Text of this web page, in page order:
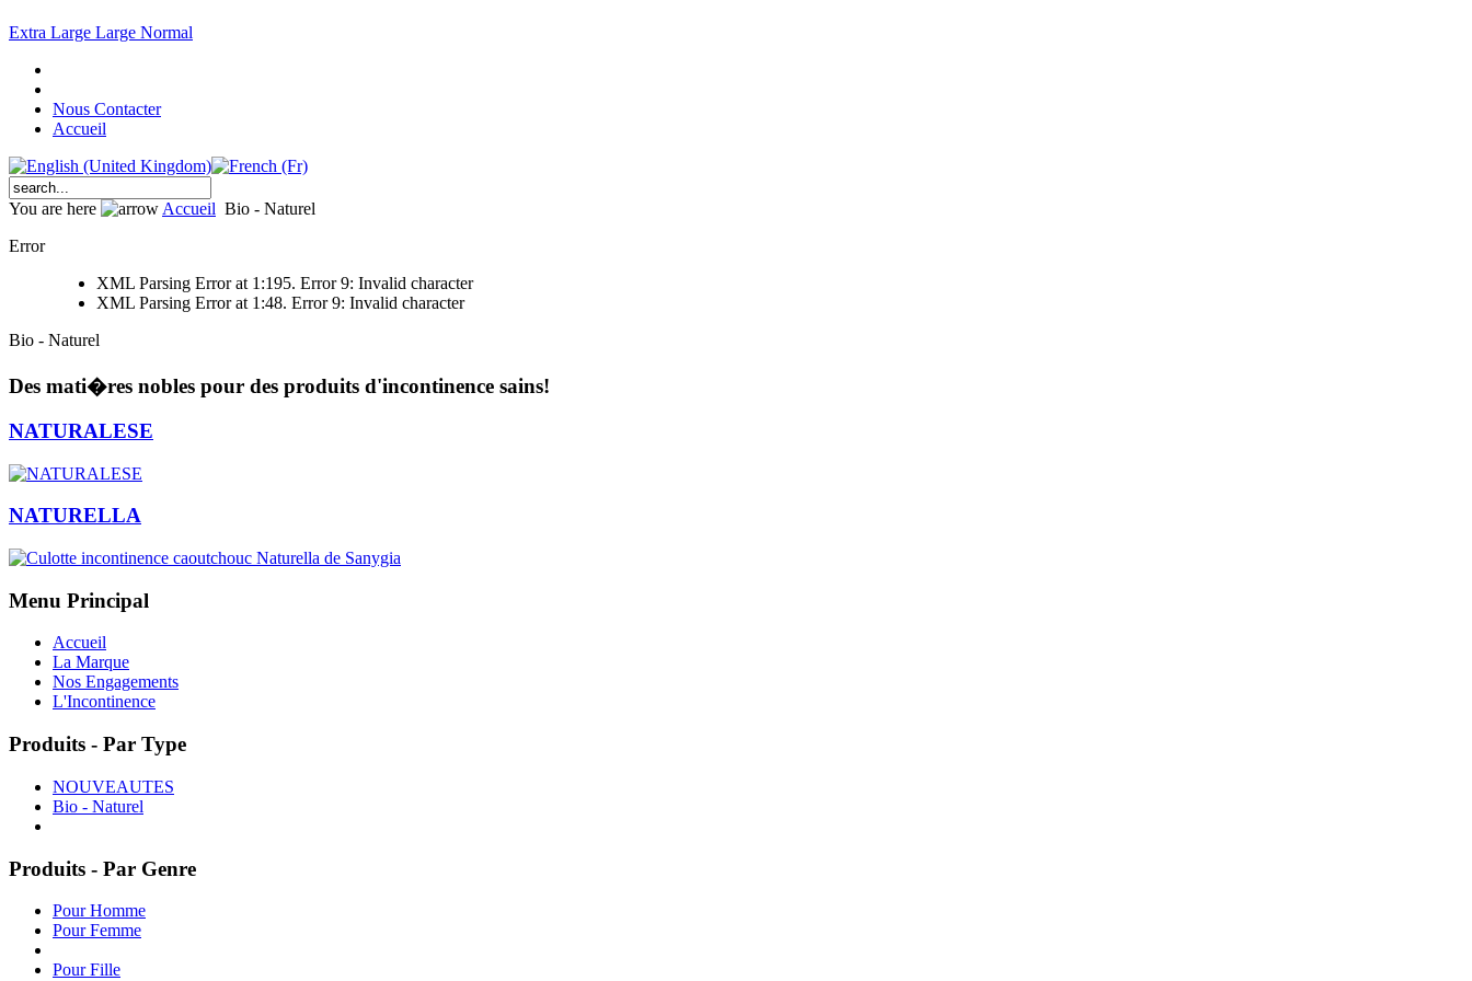
Extra Large Large Normal
Nous Contacter
Accueil
You are here Accueil Bio - Naturel
Error
XML Parsing Error at 1:195. Error 9: Invalid character
XML Parsing Error at 1:48. Error 9: Invalid character
Bio - Naturel
Des mati�res nobles pour des produits d'incontinence sains!
NATURALESE
NATURELLA
Menu Principal
Accueil
La Marque
Nos Engagements
L'Incontinence
Produits - Par Type
NOUVEAUTES
Bio - Naturel
Produits - Par Genre
Pour Homme
Pour Femme
Pour Fille